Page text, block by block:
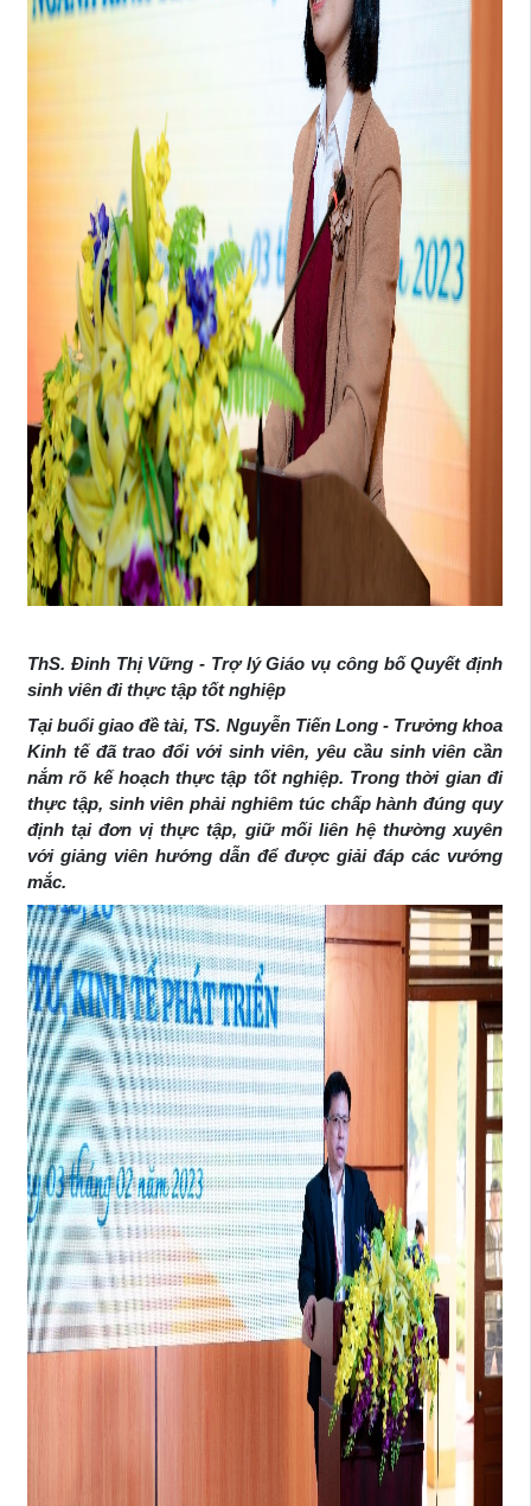
ThS. Đinh Thị Vững - Trợ lý Giáo vụ công bố Quyết định
sinh viên đi thực tập tốt nghiệp
Tại buổi giao đề tài, TS. Nguyễn Tiến Long - Trưởng khoa
Kinh tế đã trao đổi với sinh viên, yêu cầu sinh viên cần
nắm rõ kế hoạch thực tập tốt nghiệp. Trong thời gian đi
thực tập, sinh viên phải nghiêm túc chấp hành đúng quy
định tại đơn vị thực tập, giữ mối liên hệ thường xuyên
với giảng viên hướng dẫn để được giải đáp các vướng
mắc.